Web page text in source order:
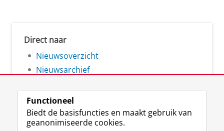
Direct naar
Nieuwsoverzicht
Nieuwsarchief
Functioneel
Biedt de basisfuncties en maakt gebruik van
geanonimiseerde cookies.